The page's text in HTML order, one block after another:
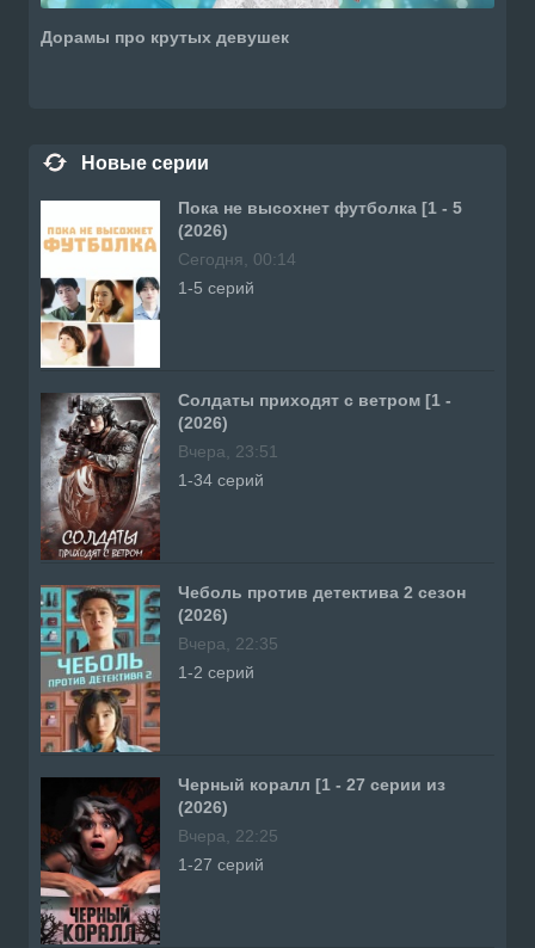
Дорамы про крутых девушек
Новые серии
Пока не высохнет футболка [1 - 5
(2026)
Сегодня, 00:14
1-5 серий
Солдаты приходят с ветром [1 -
(2026)
Вчера, 23:51
1-34 серий
Чеболь против детектива 2 сезон
(2026)
Вчера, 22:35
1-2 серий
Черный коралл [1 - 27 серии из
(2026)
Вчера, 22:25
1-27 серий